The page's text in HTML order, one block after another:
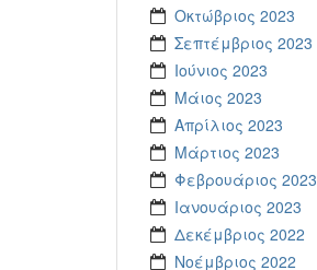
Οκτώβριος 2023
Σεπτέμβριος 2023
Ιούνιος 2023
Μάιος 2023
Απρίλιος 2023
Μάρτιος 2023
Φεβρουάριος 2023
Ιανουάριος 2023
Δεκέμβριος 2022
Νοέμβριος 2022